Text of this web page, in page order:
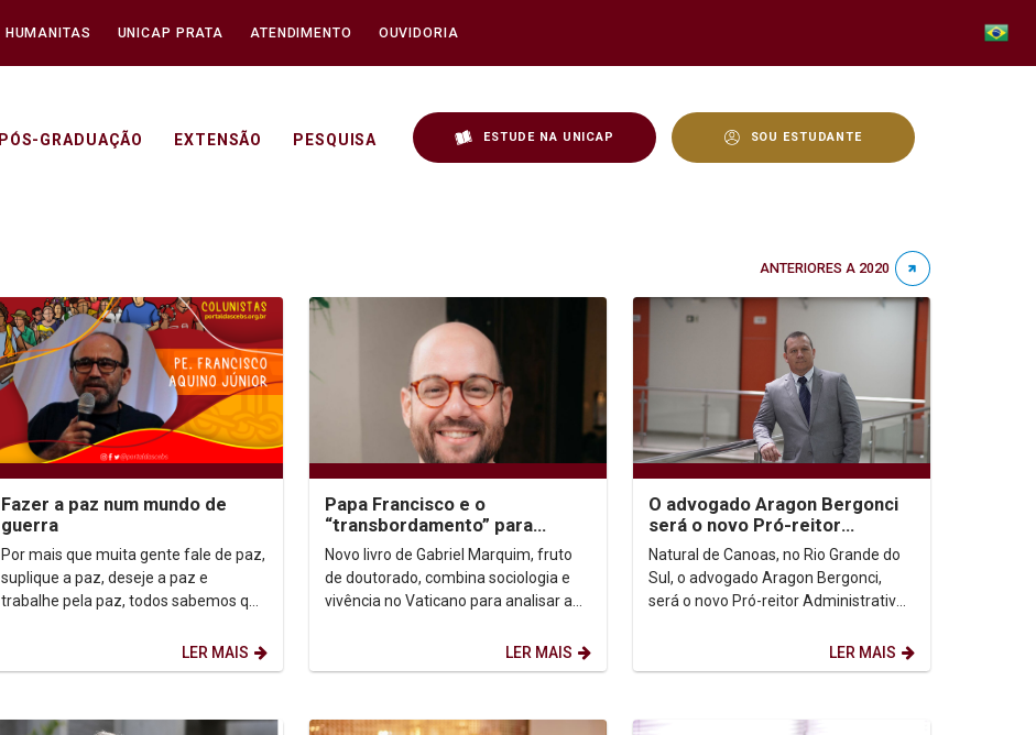
HUMANITAS UNICAP PRATA ATENDIMENTO OUVIDORIA
PÓS-GRADUAÇÃO EXTENSÃO PESQUISA ESTUDE NA UNICAP SOU ESTUDANTE
ANTERIORES A 2020
Fazer a paz num mundo de
guerra
Por mais que muita gente fale de paz,
suplique a paz, deseje a paz e
trabalhe pela paz, todos sabemos que
LER MAIS
Papa Francisco e o
“transbordamento” para
ultrapassar a polarização
Novo livro de Gabriel Marquim, fruto
de doutorado, combina sociologia e
vivência no Vaticano para analisar a
LER MAIS
O advogado Aragon Bergonci
será o novo Pró-reitor
Administrativo
Natural de Canoas, no Rio Grande do
Sul, o advogado Aragon Bergonci,
será o novo Pró-reitor Administrativo
LER MAIS